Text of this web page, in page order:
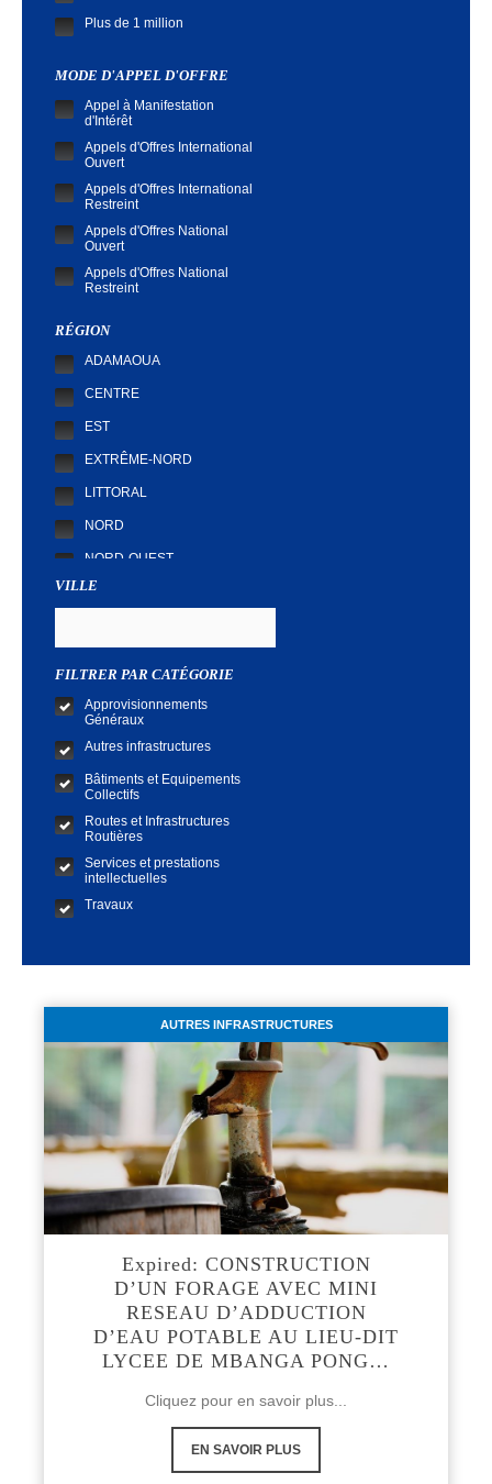
Plus de 1 million
MODE D'APPEL D'OFFRE
Appel à Manifestation
d'Intérêt
Appels d'Offres International
Ouvert
Appels d'Offres International
Restreint
Appels d'Offres National
Ouvert
Appels d'Offres National
Restreint
RÉGION
ADAMAOUA
CENTRE
EST
EXTRÊME-NORD
LITTORAL
NORD
NORD-OUEST
SUD
VILLE
FILTRER PAR CATÉGORIE
Approvisionnements
Généraux
Autres infrastructures
Bâtiments et Equipements
Collectifs
Routes et Infrastructures
Routières
Services et prestations
intellectuelles
Travaux
AUTRES INFRASTRUCTURES
Expired: CONSTRUCTION
D’UN FORAGE AVEC MINI
RESEAU D’ADDUCTION
D’EAU POTABLE AU LIEU-DIT
LYCEE DE MBANGA PONG…
Cliquez pour en savoir plus...
EN SAVOIR PLUS